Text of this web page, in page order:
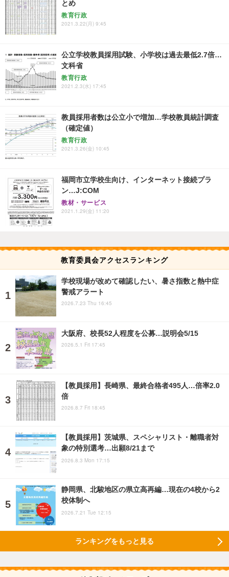
とめ
教育行政
2021.3.22(月) 9:45
公立学校教員採用試験、小学校は過去最低2.7倍…
文科省
教育行政
2021.2.3(水) 17:45
教員採用者数は公立小で増加…学校教員統計調査
（確定値）
教育行政
2021.3.26(金) 10:45
福岡市立学校生向け、インターネット接続プラ
ン…J:COM
教材・サービス
2021.1.29(金) 11:20
教育委員会アクセスランキング
学校現場が改めて確認したい、暑さ指数と熱中症
警戒アラート
2026.7.23 Thu 16:45
大阪府、校長52人程度を公募…説明会5/15
2026.5.1 Fri 17:45
【教員採用】長崎県、最終合格者495人…倍率2.0
倍
2026.8.7 Fri 18:45
【教員採用】茨城県、スペシャリスト・離職者対
象の特別選考…出願8/21まで
2026.8.3 Mon 17:15
静岡県、北駿地区の県立高再編…現在の4校から2
校体制へ
2026.7.21 Tue 12:15
ランキングをもっと見る